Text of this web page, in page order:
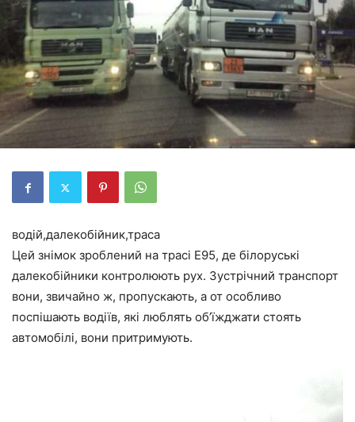
водій,далекобійник,траса
Цей знімок зроблений на трасі Е95, де білоруські
далекобійники контролюють рух. Зустрічний транспорт
вони, звичайно ж, пропускають, а от особливо
поспішають водіїв, які люблять об’їжджати стоять
автомобілі, вони притримують.